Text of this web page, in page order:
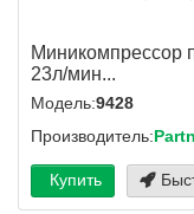
Миникомпрессор
23л/мин...
Модель:9428
Производитель:
Купить